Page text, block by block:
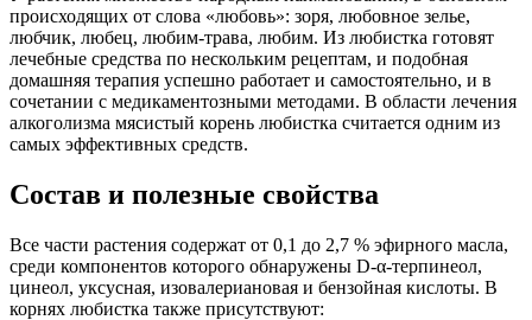
происходящих от слова «любовь»: зоря, любовное зелье,
любчик, любец, любим-трава, любим. Из любистка готовят
лечебные средства по нескольким рецептам, и подобная
домашняя терапия успешно работает и самостоятельно, и в
сочетании с медикаментозными методами. В области лечения
алкоголизма мясистый корень любистка считается одним из
самых эффективных средств.
Состав и полезные свойства
Все части растения содержат от 0,1 до 2,7 % эфирного масла,
среди компонентов которого обнаружены D-α-терпинеол,
цинеол, уксусная, изовалериановая и бензойная кислоты. В
корнях любистка также присутствуют: